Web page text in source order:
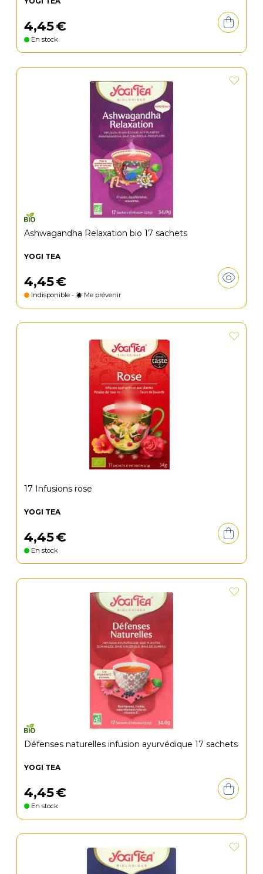
4,45€
En stock
Ashwagandha Relaxation bio 17 sachets
YOGI TEA
4,45€
Indisponible - Me prévenir
17 Infusions rose
YOGI TEA
4,45€
En stock
Défenses naturelles infusion ayurvédique 17 sachets
YOGI TEA
4,45€
En stock